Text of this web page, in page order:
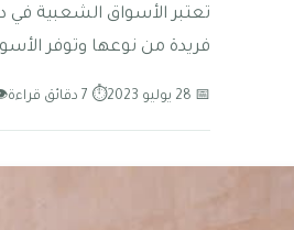
تعتبر الأسواق الشعبية في
فريدة من نوعها وتوفر
📅 28 يوليو 2023 ⏱ 7 دقائق قراءة 👁